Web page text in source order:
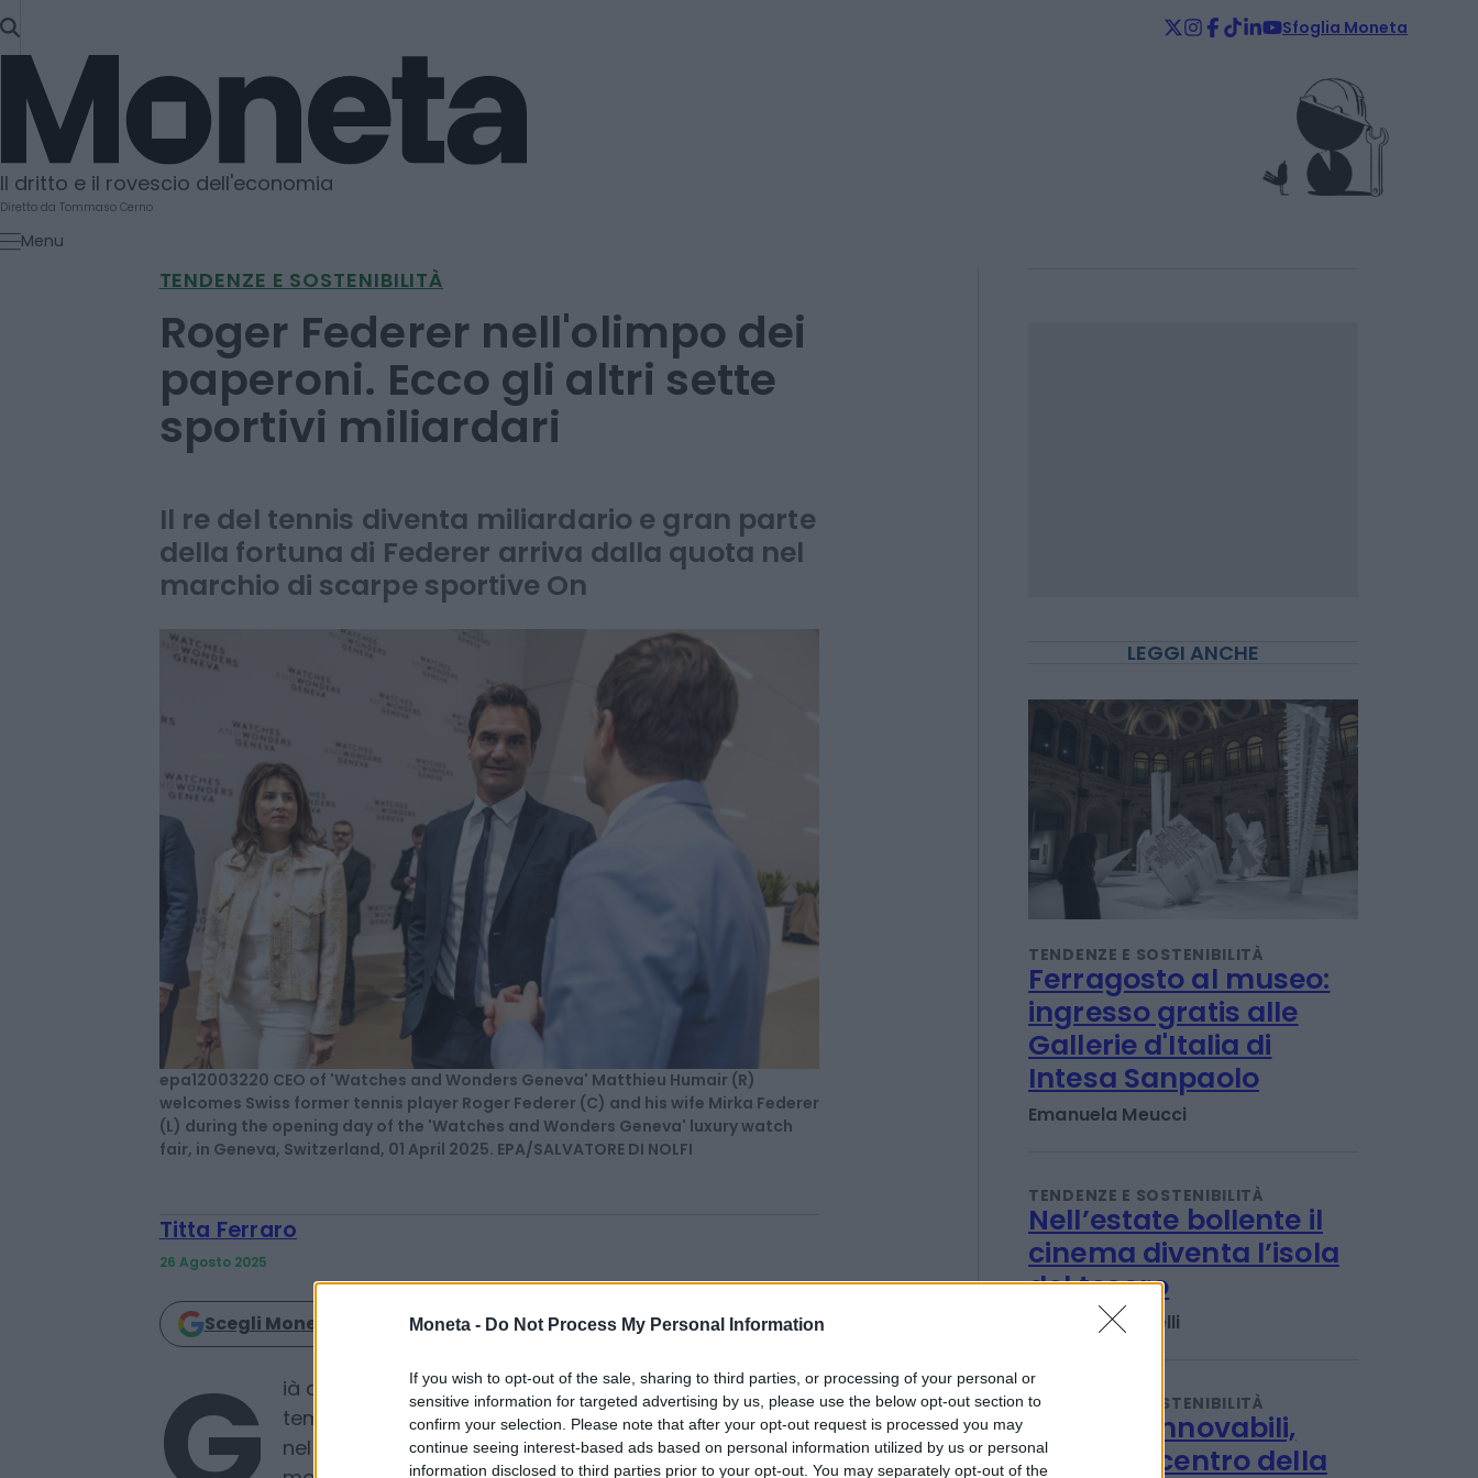
Moneta - Do Not Process My Personal Information
If you wish to opt-out of the sale, sharing to third parties, or processing of your personal or
sensitive information for targeted advertising by us, please use the below opt-out section to
confirm your selection. Please note that after your opt-out request is processed you may
continue seeing interest-based ads based on personal information utilized by us or personal
information disclosed to third parties prior to your opt-out. You may separately opt-out of the
SKIP
TO
CONTENT
Sfoglia Moneta
Moneta
Il dritto e il rovescio dell'economia
Diretto da Tommaso Cerno
Menu
TENDENZE E SOSTENIBILITÀ
Roger Federer nell'olimpo dei
sportivi miliardari
Il re del tennis diventa miliardario e gran parte
della fortuna di Federer arriva dalla quota nel
marchio di scarpe sportive On
(L) during the opening day of the 'Watches and Wonders Geneva' luxury watch
Titta Ferraro
Scegli Moneta come fonte preferita
LEGGI ANCHE
TENDENZE E SOSTENIBILITÀ
Ferragosto al museo:
ingresso gratis alle
Intesa Sanpaolo
Emanuela Meucci
TENDENZE E SOSTENIBILITÀ
Nell’estate bollente il
del tesoro
Tony Damascelli